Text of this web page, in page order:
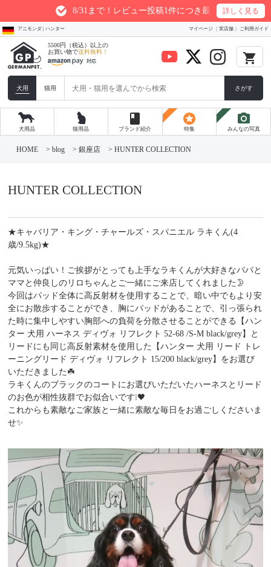
8/31まで！レビュー投稿1件につき最大200ptプレゼント
詳しく見る
アニモンダ | ハンター マイページ 実店舗 ご利用ガイド
5500円（税込）以上の
お買い物で送料無料！ local_grocery_store
犬用 猫用 さがす
犬用品 猫用品
book
ブランド紹介
stars
特集
photo_camera
みんなの写真
へ
ス
プ
HOME > blog > 銀座店 > HUNTER COLLECTION
HUNTER COLLECTION
★キャバリア・キング・チャールズ・スパニエル ラキくん(4
歳/9.5kg)★
元気いっぱい！ご挨拶がとっても上手なラキくんが大好きなパパと
ママと仲良しのリロちゃんとご一緒にご来店してくれました🌛
今回はパッド全体に高反射材を使用することで、暗い中でもより安
全にお散歩することができ、胸にパッドがあることで、引っ張られ
た時に集中しやすい胸部への負荷を分散させることができる【ハン
ター 犬用 ハーネス ディヴォ リフレクト 52-68 /S-M black/grey】と
リードにも同じ高反射素材を使用した【ハンター 犬用 リード トレ
ーニングリード ディヴォ リフレクト 15/200 black/grey】をお選び
いただきました☘️
ラキくんのブラックのコートにお選びいただいたハーネスとリード
のお色が相性抜群でお似合いです❕️🖤
これからも素敵なご家族と一緒に素敵な毎日をお過ごしくださいま
せ✨️